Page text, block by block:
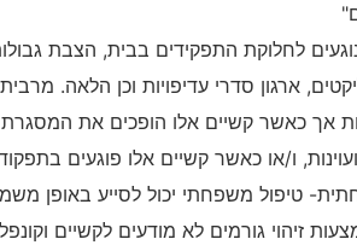
לחלוקת התפקידים בבית, הצבת
ארגון סדרי עדיפויות וכן הלאה.
אך כאשר קשיים אלו הופכים את
ו/או כאשר קשיים אלו פוגעים
טיפול משפחתי יכול לסייע באופן
זיהוי גורמים לא מודעים לקשיים